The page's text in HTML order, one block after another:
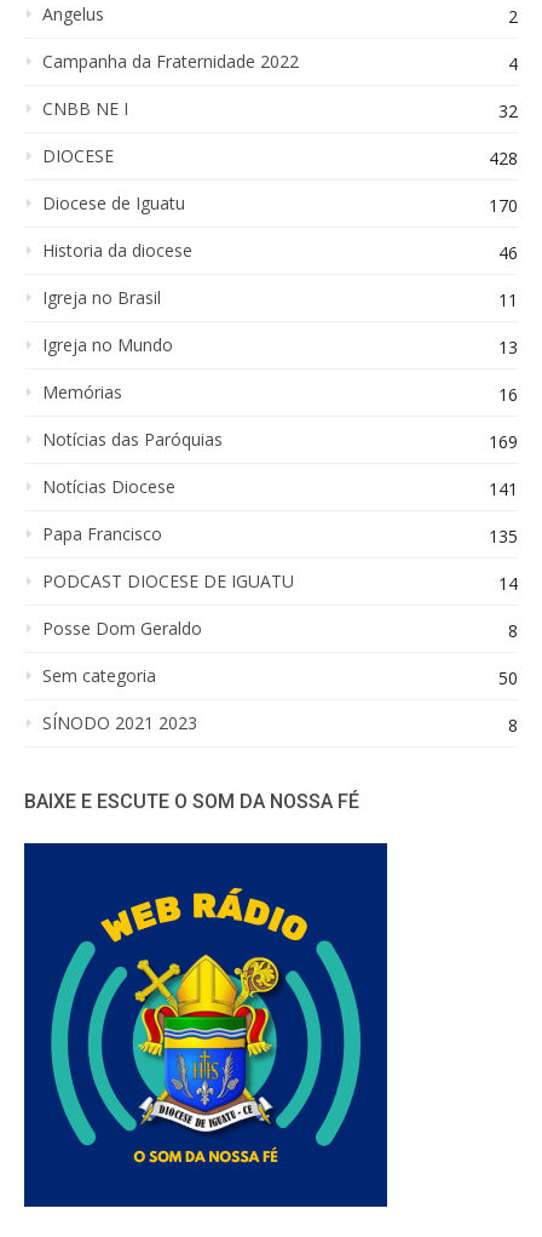
Angelus
2
Campanha da Fraternidade 2022
4
CNBB NE I
32
DIOCESE
428
Diocese de Iguatu
170
Historia da diocese
46
Igreja no Brasil
11
Igreja no Mundo
13
Memórias
16
Notícias das Paróquias
169
Notícias Diocese
141
Papa Francisco
135
PODCAST DIOCESE DE IGUATU
14
Posse Dom Geraldo
8
Sem categoria
50
SÍNODO 2021 2023
8
BAIXE E ESCUTE O SOM DA NOSSA FÉ